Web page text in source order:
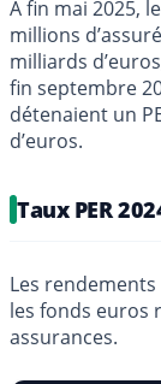
À fin mai 2025,
millions
milliards
fin septembre
détenaient un
d’euros.
Taux PER
Les
les fonds euros
assurances.